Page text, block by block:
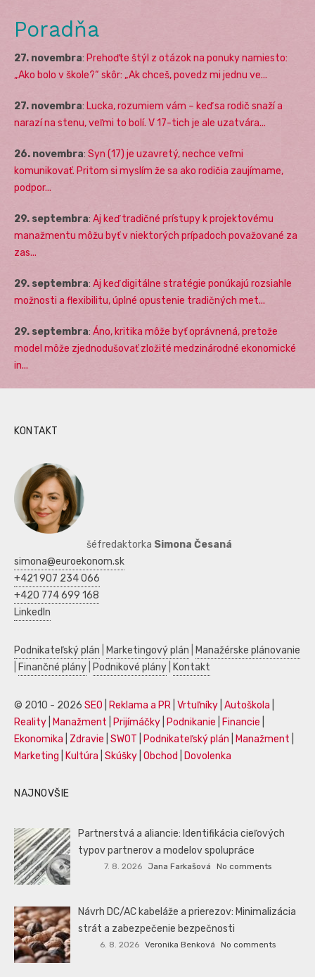
Poradňa
27. novembra: Prehoďte štýl z otázok na ponuky namiesto:
„Ako bolo v škole?“ skôr: „Ak chceš, povedz mi jednu ve...
27. novembra: Lucka, rozumiem vám – keď sa rodič snaží a
narazí na stenu, veľmi to bolí. V 17-tich je ale uzatvára...
26. novembra: Syn (17) je uzavretý, nechce veľmi
komunikovať. Pritom si myslím že sa ako rodičia zaujímame,
podpor...
29. septembra: Aj keď tradičné prístupy k projektovému
manažmentu môžu byť v niektorých prípadoch považované za
zas...
29. septembra: Aj keď digitálne stratégie ponúkajú rozsiahle
možnosti a flexibilitu, úplné opustenie tradičných met...
29. septembra: Áno, kritika môže byť oprávnená, pretože
model môže zjednodušovať zložité medzinárodné ekonomické
in...
KONTAKT
šéfredaktorka Simona Česaná
simona@euroekonom.sk
+421 907 234 066
+420 774 699 168
LinkedIn
Podnikateľský plán Marketingový plán
Manažérske plánovanie
Finančné plány Podnikové plány Kontakt
© 2010 - 2026 SEO Reklama a PR Vrtuľníky Autoškola
Reality
Manažment Prijímáčky Podnikanie Financie
Ekonomika
Zdravie SWOT Podnikateľský plán Manažment
Marketing
Kultúra Skúšky Obchod Dovolenka
NAJNOVŠIE
Partnerstvá a aliancie: Identifikácia cieľových
typov partnerov a modelov spolupráce
7. 8. 2026 Jana Farkašová No comments
Návrh DC/AC kabeláže a prierezov: Minimalizácia
strát a zabezpečenie bezpečnosti
6. 8. 2026 Veronika Benková No comments